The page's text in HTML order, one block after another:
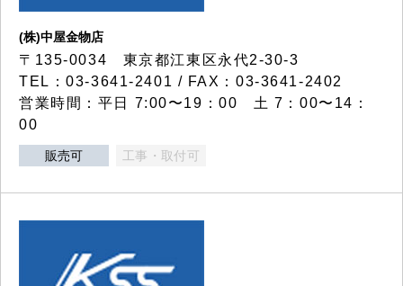
(株)中屋金物店
〒135-0034 東京都江東区永代2-30-3
TEL：03-3641-2401 / FAX：03-3641-2402
営業時間：平日 7:00〜19：00 土 7：00〜14：
00
販売可 工事・取付可